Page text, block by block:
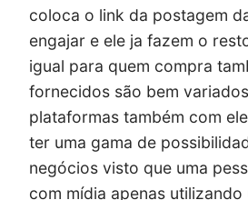
coloca o link da postagem
engajar e ele ja fazem o
igual para quem compra
fornecidos são bem
plataformas também com
ter uma gama de
negócios visto que uma
com mídia apenas utilizando